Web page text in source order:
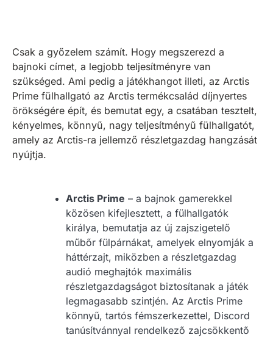
Csak a győzelem számít. Hogy megszerezd a
bajnoki címet, a legjobb teljesítményre van
szükséged. Ami pedig a játékhangot illeti, az Arctis
Prime fülhallgató az Arctis termékcsalád díjnyertes
örökségére épít, és bemutat egy, a csatában tesztelt,
kényelmes, könnyű, nagy teljesítményű fülhallgatót,
amely az Arctis-ra jellemző részletgazdag hangzását
nyújtja.
Arctis Prime – a bajnok gamerekkel
közösen kifejlesztett, a fülhallgatók
királya, bemutatja az új zajszigetelő
műbőr fülpárnákat, amelyek elnyomják a
háttérzajt, miközben a részletgazdag
audió meghajtók maximális
részletgazdagságot biztosítanak a játék
legmagasabb szintjén. Az Arctis Prime
könnyű, tartós fémszerkezettel, Discord
tanúsítvánnyal rendelkező zajcsökkentő